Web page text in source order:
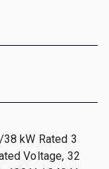
kW Rated 3
Voltage, 32